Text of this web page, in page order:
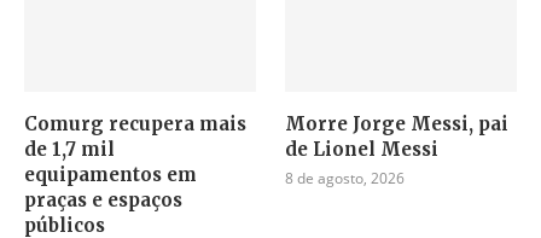
Comurg recupera mais
de 1,7 mil
equipamentos em
praças e espaços
públicos
Morre Jorge Messi, pai
de Lionel Messi
8 de agosto, 2026